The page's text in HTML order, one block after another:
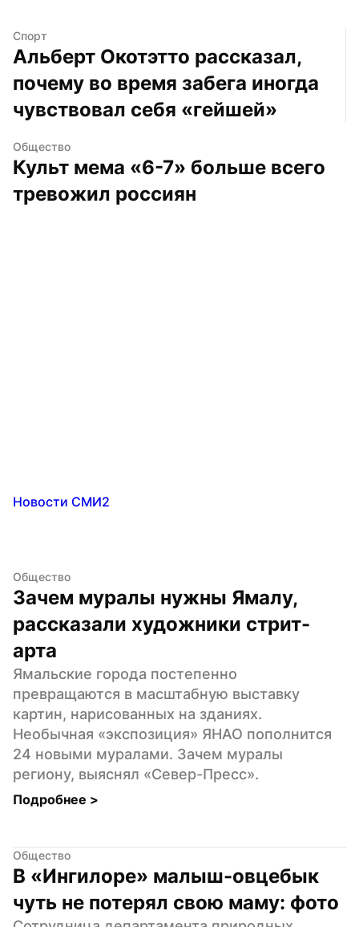
Спорт
Альберт Окотэтто рассказал,
почему во время забега иногда
чувствовал себя «гейшей»
Общество
Культ мема «6-7» больше всего
тревожил россиян
Новости СМИ2
Общество
Зачем муралы нужны Ямалу,
рассказали художники стрит-
арта
Ямальские города постепенно
превращаются в масштабную выставку
картин, нарисованных на зданиях.
Необычная «экспозиция» ЯНАО пополнится
24 новыми муралами. Зачем муралы
региону, выяснял «Север-Пресс».
Подробнее >
Общество
В «Ингилоре» малыш-овцебык
чуть не потерял свою маму: фото